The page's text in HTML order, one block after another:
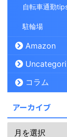
自転車通勤
駐輪場
Amazon
コラム
アーカイブ